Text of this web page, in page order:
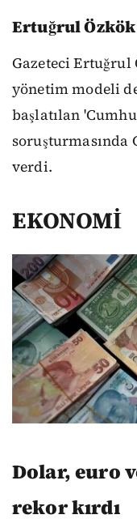
Ertuğrul
Gazeteci
yönetim modeli
başlatılan
soruşturmasında
verdi.
EKONOMİ
Dolar, euro
rekor kırdı